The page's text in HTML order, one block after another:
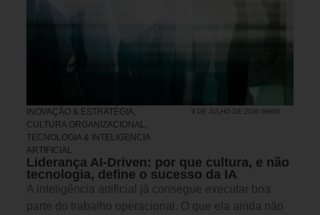
INOVAÇÃO & ESTRATÉGIA,
CULTURA ORGANIZACIONAL,
TECNOLOGIA & INTELIGENCIA
ARTIFICIAL
9 DE JULHO DE 2026 08H00
Liderança AI-Driven: por que cultura, e não
tecnologia, define o sucesso da IA
A inteligência artificial já consegue executar boa
parte do trabalho operacional. O que ela ainda não